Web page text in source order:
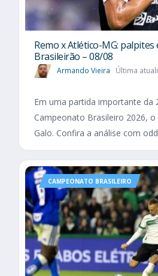
Remo x Atlético-MG: palpites
Brasileirão – 08/08
Armando Vieira Última
Em uma partida importante da
Campeonato Brasileiro 2026,
Galo. Confira a análise com
CAMPEONATO BRASILEIRO